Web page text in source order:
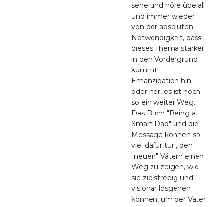
sehe und höre überall
und immer wieder
von der absoluten
Notwendigkeit, dass
dieses Thema stärker
in den Vordergrund
kommt!
Emanzipation hin
oder her, es ist noch
so ein weiter Weg.
Das Buch "Being a
Smart Dad" und die
Message können so
viel dafür tun, den
"neuen" Vätern einen
Weg zu zeigen, wie
sie zielstrebig und
visionär losgehen
können, um der Vater